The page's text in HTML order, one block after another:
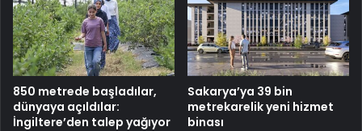
850 metrede başladılar,
dünyaya açıldılar:
İngiltere’den talep yağıyor
Sakarya’ya 39 bin
metrekarelik yeni hizmet
binası